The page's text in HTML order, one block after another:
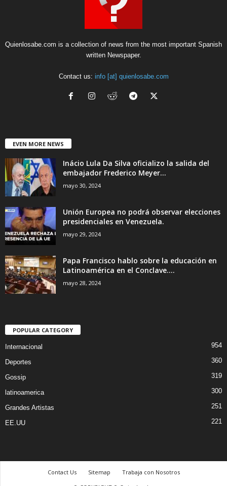
Quienlosabe.com is a collection of news from the most important Spanish
written Newspaper.
Contact us: info [at] quienlosabe.com
EVEN MORE NEWS
Inácio Lula Da Silva oficializo la salida del
embajador Frederico Meyer...
mayo 30, 2024
Unión Europea no podrá observar elecciones
presidenciales en Venezuela.
mayo 29, 2024
Papa Francisco hablo sobre la educación en
Latinoamérica en el Conclave....
mayo 28, 2024
POPULAR CATEGORY
Internacional 954
Deportes 360
Gossip 319
latinoamerica 300
Grandes Artistas 251
EE.UU 221
Contact Us Sitemap
Trabaja con Nosotros